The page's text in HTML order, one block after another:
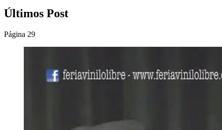
Últimos Post
Página 29